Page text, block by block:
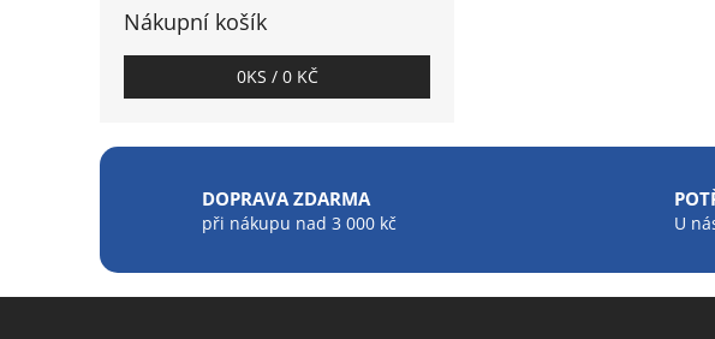
Nákupní košík
0KS / 0 KČ
DOPRAVA ZDARMA
při nákupu nad 3 000 kč U